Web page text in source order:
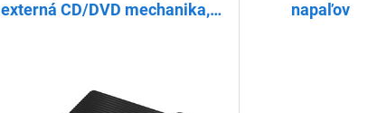
externá CD/DVD mechanika,